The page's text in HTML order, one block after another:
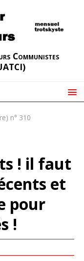
Communistes
n° 310
! il faut
et
pour
!